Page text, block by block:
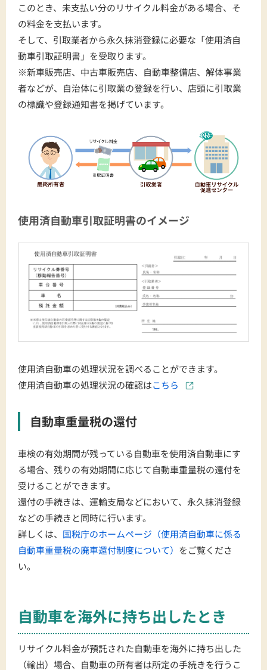
このとき、未支払い分のリサイクル料金がある場合、そ
の料金を支払います。
そして、引取業者から永久抹消登録に必要な「使用済自
動車引取証明書」を受取ります。
※新車販売店、中古車販売店、自動車整備店、解体事業
者などが、自治体に引取業の登録を行い、店頭に引取業
の標識や登録通知書を掲げています。
使用済自動車引取証明書のイメージ
使用済自動車の処理状況を調べることができます。
使用済自動車の処理状況の確認はこちら
自動車重量税の還付
車検の有効期間が残っている自動車を使用済自動車にす
る場合、残りの有効期間に応じて自動車重量税の還付を
受けることができます。
還付の手続きは、運輸支局などにおいて、永久抹消登録
などの手続きと同時に行います。
詳しくは、 国税庁のホームページ（使用済自動車に係る
自動車重量税の廃車還付制度について） をご覧くださ
い。
自動車を海外に持ち出したとき
リサイクル料金が預託された自動車を海外に持ち出した
（輸出）場合、自動車の所有者は所定の手続きを行うこ